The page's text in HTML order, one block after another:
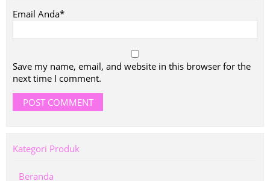
Email Anda*
Save my name, email, and website in this browser for the
next time I comment.
Kategori Produk
Beranda